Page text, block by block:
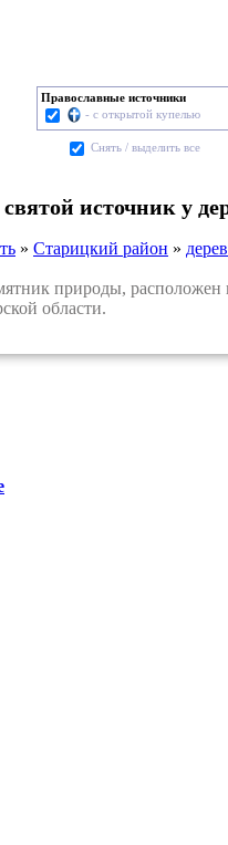
Православные источники
- с открытой купелью
Cнять / выделить все
источник у
» Старицкий район »
природы, расположен
области.